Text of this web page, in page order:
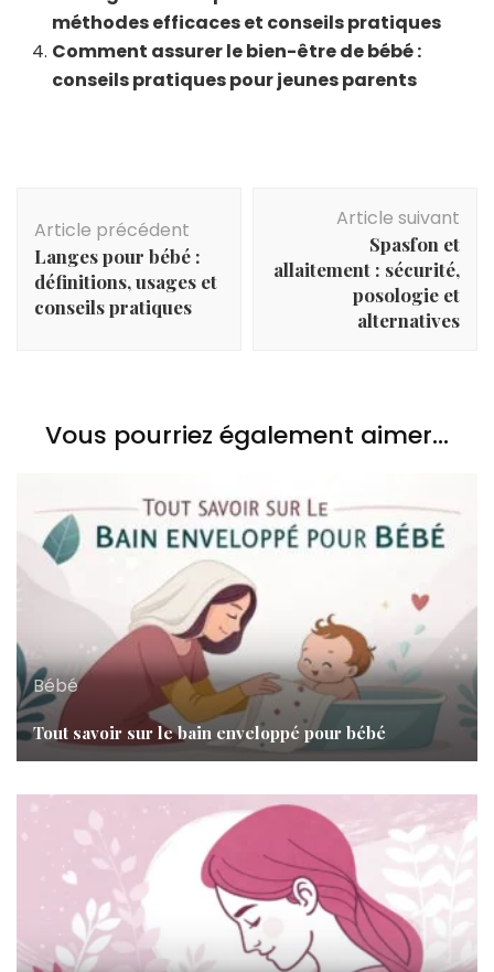
méthodes efficaces et conseils pratiques
Comment assurer le bien-être de bébé :
conseils pratiques pour jeunes parents
d'article
Article précédent
Langes pour bébé :
définitions, usages et
conseils pratiques
Article suivant
Spasfon et
allaitement : sécurité,
posologie et
alternatives
Vous pourriez également aimer...
Bébé
Tout savoir sur le bain enveloppé pour bébé